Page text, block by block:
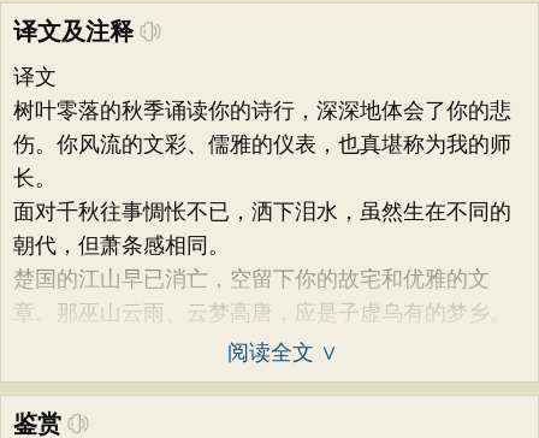
译文及注释
译文
树叶零落的秋季诵读你的诗行，深深地体会了你的悲
伤。你风流的文彩、儒雅的仪表，也真堪称为我的师
长。
面对千秋往事惆怅不已，洒下泪水，虽然生在不同的
朝代，但萧条感相同。
楚国的江山早已消亡，空留下你的故宅和优雅的文
章。那巫山云雨、云梦高唐，应是子虚乌有的梦乡。
阅读全文 ∨
鉴赏